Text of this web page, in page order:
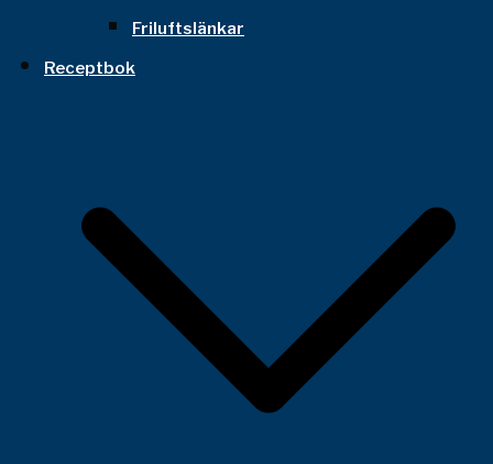
Friluftslänkar
Receptbok